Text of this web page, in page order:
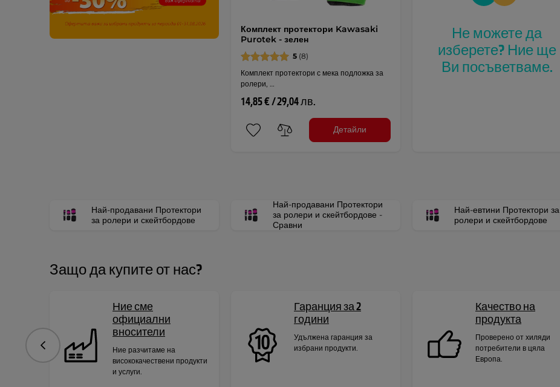
Комплект протектори Kawasaki
Purotek - зелен
5 (8)
Комплект протектори с мека подложка за
ролери, …
14,85 € / 29,04 лв.
Детайли
Не можете да
изберете? Ние ще
Ви посъветваме.
Най-продавани Протектори
за ролери и скейтбордове
Най-продавани Протектори
за ролери и скейтбордове -
Сравни
Най-евтини Протектори за
ролери и скейтбордове
Защо да купите от нас?
Ние сме
официални
вносители
Ние разчитаме на
висококачествени продукти
и услуги.
Гаранция за 2
години
Удължена гаранция за
избрани продукти.
Качество на
продукта
Проверено от хиляди
потребители в цяла
Европа.
Предишна